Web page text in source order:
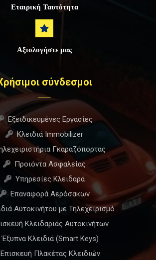
Εταιρική Ταυτότητα
Αξιολογήστε μας
σύνδεσμοι
Εξειδικευμένες Εργασίες
Κλειδιά Immobilizer
Γκαραζόπορτας
Προιόντα Ασφαλείας
Υπηρεσίες Κλειδαρά
Επαναφορά Αερόσακων
Αυτοκινήτου με Τηλεχειρισμό
Κλειδαριάς Αυτοκινήτων
Έξυπνα Κλειδιά (Smart Keys)
Επισκευή Πλακέτας Κλειδιών